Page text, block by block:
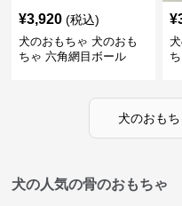
¥3,920 (税込)
犬のおもちゃ 犬のおも
ちゃ 六角網目ボール
¥
犬のおもち
犬の人気の骨のおもちゃ